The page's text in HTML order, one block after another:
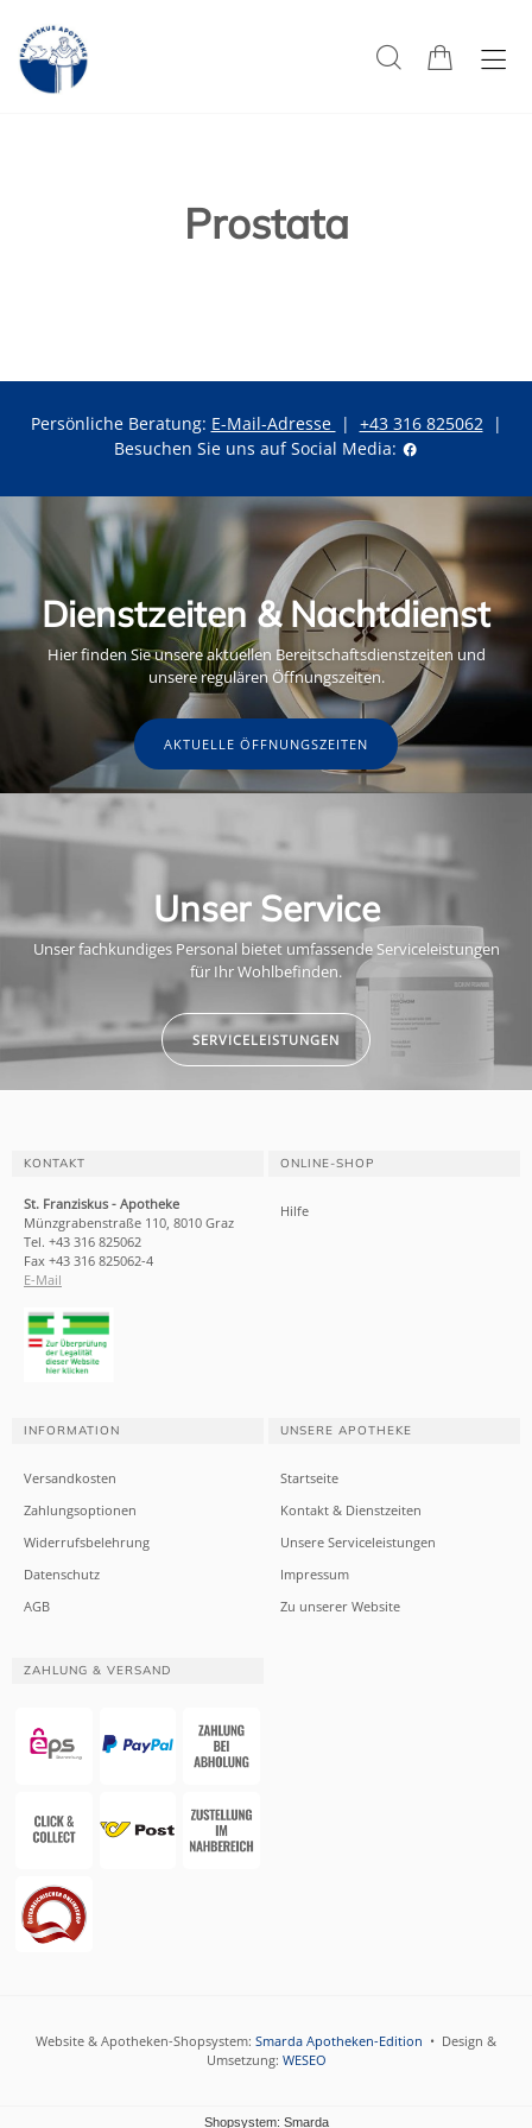
Prostata
Persönliche Beratung: E-Mail-Adresse | +43 316 825062|
Besuchen Sie uns auf Social Media:
Dienstzeiten & Nachtdienst
Hier finden Sie unsere aktuellen Bereitschaftsdienstzeiten und
unsere regulären Öffnungszeiten.
AKTUELLE ÖFFNUNGSZEITEN
Unser Service
Unser fachkundiges Personal bietet umfassende Serviceleistungen
für Ihr Wohlbefinden.
SERVICELEISTUNGEN
KONTAKT
St. Franziskus - Apotheke
Münzgrabenstraße 110, 8010 Graz
Tel. +43 316 825062
Fax +43 316 825062-4
E-Mail
ONLINE-SHOP
Hilfe
INFORMATION
Versandkosten
Zahlungsoptionen
Widerrufsbelehrung
Datenschutz
AGB
UNSERE APOTHEKE
Startseite
Kontakt & Dienstzeiten
Unsere Serviceleistungen
Impressum
Zu unserer Website
ZAHLUNG & VERSAND
Website & Apotheken-Shopsystem: Smarda Apotheken-Edition • Design &
Umsetzung: WESEO
Shopsystem: Smarda